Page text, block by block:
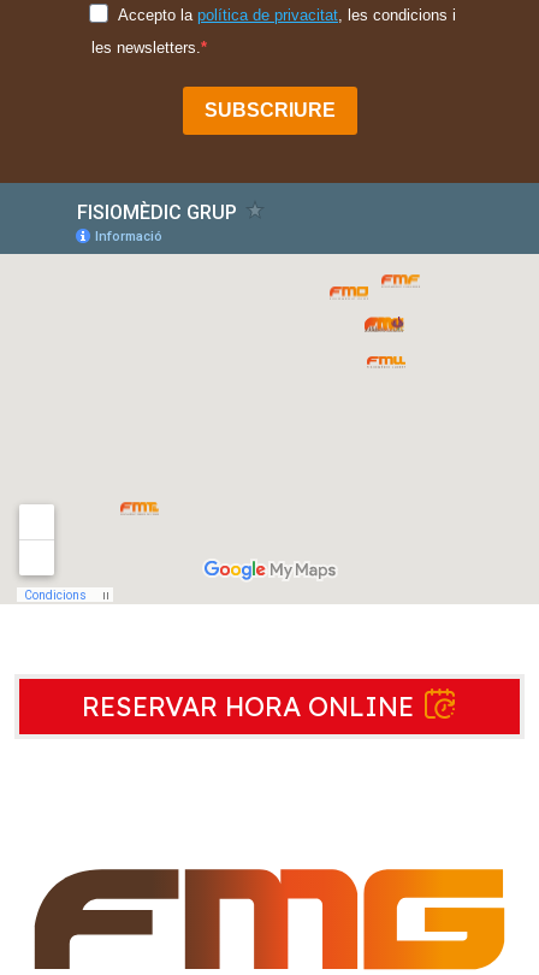
Accepto la política de privacitat , les condicions i
les newsletters.
SUBSCRIURE
RESERVAR HORA ONLINE